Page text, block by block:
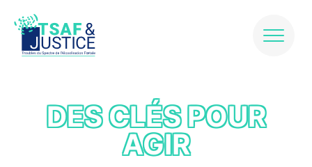
content
DES CLÉS POUR
AGIR